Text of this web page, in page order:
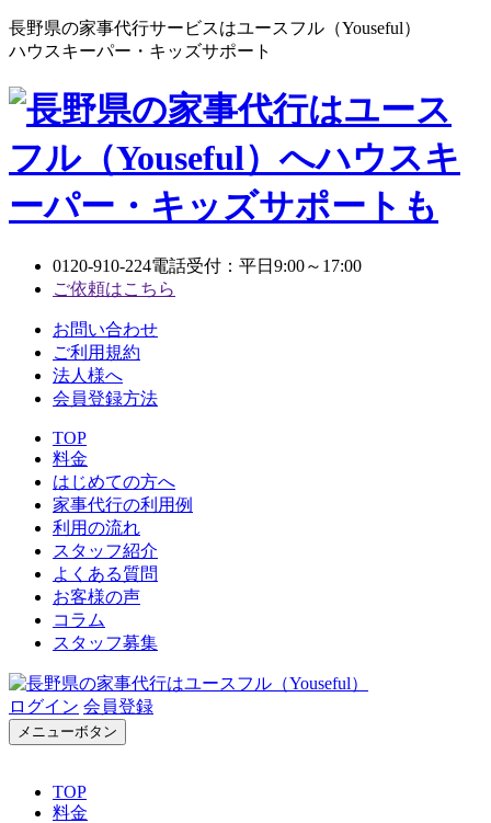
長野県の家事代行サービスはユースフル（Youseful）
ハウスキーパー・キッズサポート
0120-910-224電話受付：平日9:00～17:00
ご依頼はこちら
お問い合わせ
ご利用規約
法人様へ
会員登録方法
TOP
料金
はじめての方へ
家事代行の利用例
利用の流れ
スタッフ紹介
よくある質問
お客様の声
コラム
スタッフ募集
ログイン 会員登録
メニューボタン
TOP
料金